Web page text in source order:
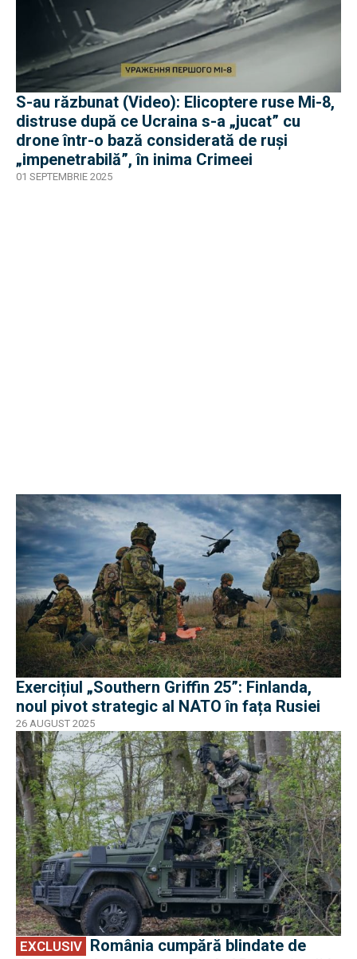
S-au răzbunat (Video): Elicoptere ruse Mi-8,
distruse după ce Ucraina s-a „jucat” cu
drone într-o bază considerată de ruși
„impenetrabilă”, în inima Crimeei
01 SEPTEMBRIE 2025
Exercițiul „Southern Griffin 25”: Finlanda,
noul pivot strategic al NATO în fața Rusiei
26 AUGUST 2025
EXCLUSIV
EXCLUSIV